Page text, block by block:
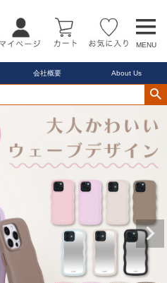
MENU
会社概要 About Us